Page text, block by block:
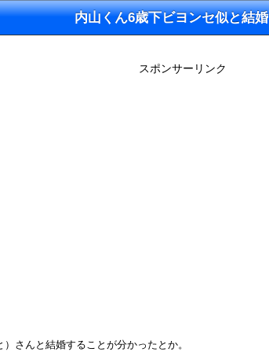
内山くん6歳下ビヨンセ似と結婚
スポンサーリンク
さんと結婚することが分かったとか。